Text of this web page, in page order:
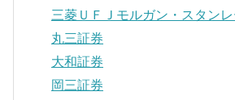
三菱ＵＦＪモルガン・スタン
丸三証券
大和証券
岡三証券